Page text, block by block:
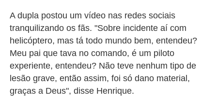
A dupla postou um vídeo nas redes sociais
tranquilizando os fãs. "Sobre incidente aí com
helicóptero, mas tá todo mundo bem, entendeu?
Meu pai que tava no comando, é um piloto
experiente, entendeu? Não teve nenhum tipo de
lesão grave, então assim, foi só dano material,
graças a Deus", disse Henrique.